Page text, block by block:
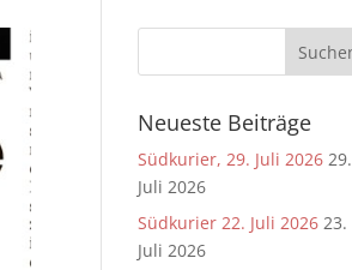
Neueste Beiträge
Südkurier, 29. Juli 2026 29.
Juli 2026
Südkurier 22. Juli 2026 23.
Juli 2026